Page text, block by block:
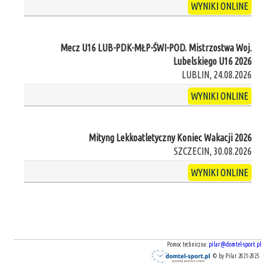
WYNIKI ONLINE
Mecz U16 LUB-PDK-MŁP-ŚWI-POD. Mistrzostwa Woj.
Lubelskiego U16 2026
LUBLIN, 24.08.2026
WYNIKI ONLINE
Mityng Lekkoatletyczny Koniec Wakacji 2026
SZCZECIN, 30.08.2026
WYNIKI ONLINE
Pomoc techniczna: pilar@domtel-sport.pl
© by Pilar 2021-2025